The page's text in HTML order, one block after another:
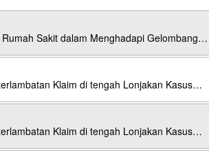
Sakit dalam Menghadapi Gelombang…
Klaim di tengah Lonjakan Kasus…
Klaim di tengah Lonjakan Kasus…